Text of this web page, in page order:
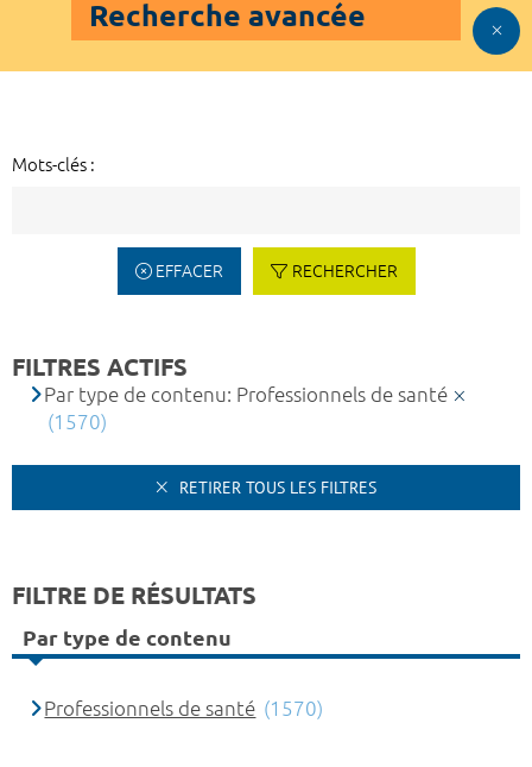
Recherche avancée
Mots-clés :
EFFACER RECHERCHER
FILTRES ACTIFS
Par type de contenu: Professionnels de santé
(1570)
RETIRER TOUS LES FILTRES
FILTRE DE RÉSULTATS
Par type de contenu
Professionnels de santé (1570)